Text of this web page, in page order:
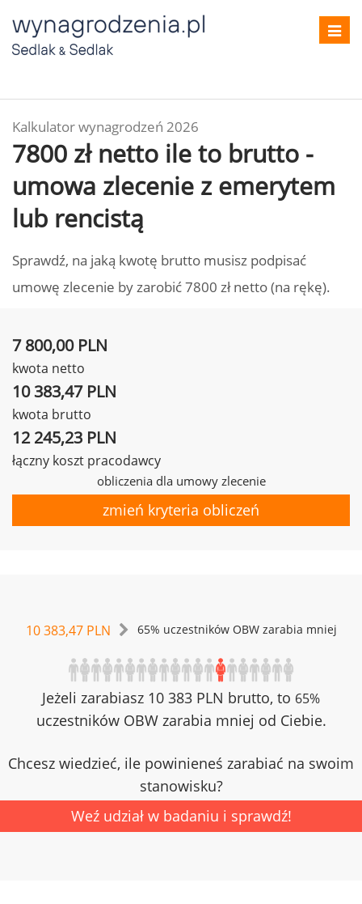
Kalkulator wynagrodzeń 2026
7800 zł netto ile to brutto -
umowa zlecenie z emerytem
lub rencistą
Sprawdź, na jaką kwotę brutto musisz podpisać
umowę zlecenie by zarobić 7800 zł netto (na rękę).
7 800,00 PLN
kwota netto
10 383,47 PLN
kwota brutto
12 245,23 PLN
łączny koszt pracodawcy
obliczenia dla umowy zlecenie
zmień kryteria obliczeń
10 383,47 PLN 65% uczestników OBW zarabia mniej
Jeżeli zarabiasz 10 383 PLN brutto, to 65%
uczestników OBW zarabia mniej od Ciebie.
Chcesz wiedzieć, ile powinieneś zarabiać na swoim
stanowisku?
Weź udział w badaniu i sprawdź!